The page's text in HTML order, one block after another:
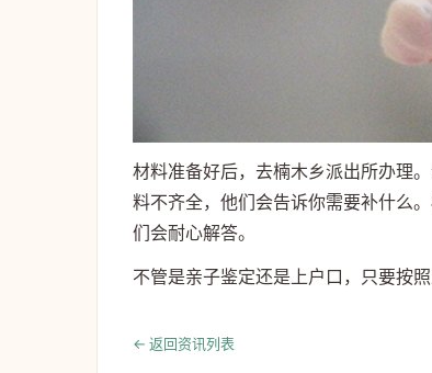
材料准备好后，去楠木乡派出所办理
料不齐全，他们会告诉你需要补什么
们会耐心解答。
不管是亲子鉴定还是上户口，只要按
← 返回资讯列表